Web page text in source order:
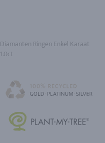
Diamanten Ringen Enkel Karaat
1.0ct